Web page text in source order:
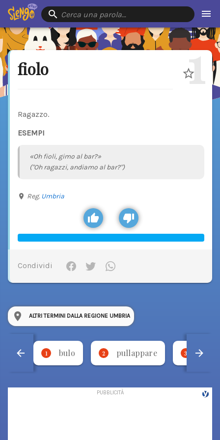
Cerca una parola…
fiolo 1
Ragazzo.
ESEMPI
«Oh fioli, gimo al bar?»
("Oh ragazzi, andiamo al bar?")
Reg. Umbria
Condividi
ALTRI TERMINI DALLA REGIONE UMBRIA
1 bulo 2 pullappare 3